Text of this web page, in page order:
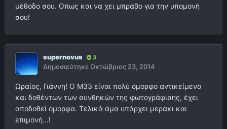
μέθοδο σου. Οπως και να χει μπράβο για την υπομονή
σου!
supernovus 3
ΔημοσιεύτηκεΟκτώβριος 23, 2014
Ωραίος, Γιάννη! Ο Μ33 είναι πολύ όμορφο αντικείμενο
και δοθέντων των συνθηκών της φωτογράφισης, έχει
αποδοθεί όμορφα. Τελικά άμα υπάρχει μεράκι και
επιμονή...!